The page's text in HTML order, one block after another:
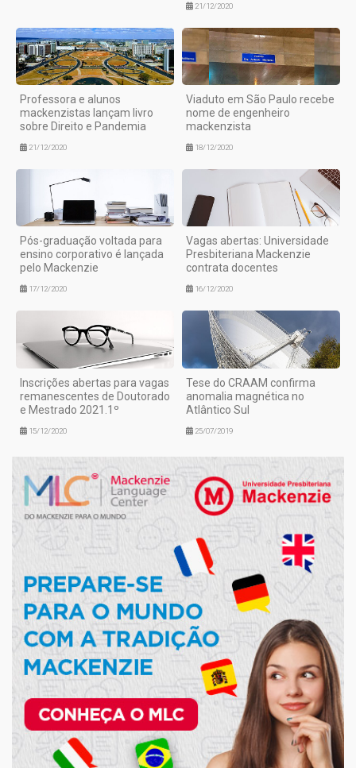
21/12/2020
Professora e alunos
mackenzistas lançam livro
sobre Direito e Pandemia
21/12/2020
Viaduto em São Paulo recebe
nome de engenheiro
mackenzista
18/12/2020
Pós-graduação voltada para
ensino corporativo é lançada
pelo Mackenzie
17/12/2020
Vagas abertas: Universidade
Presbiteriana Mackenzie
contrata docentes
16/12/2020
Inscrições abertas para vagas
remanescentes de Doutorado
e Mestrado 2021.1º
15/12/2020
Tese do CRAAM confirma
anomalia magnética no
Atlântico Sul
25/07/2019